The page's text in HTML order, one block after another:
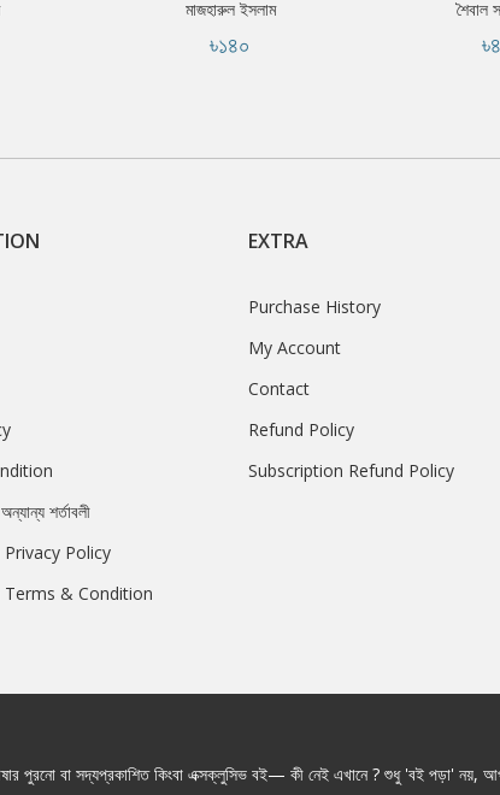
মাজহারুল ইসলাম
৳১৪০
শৈবাল
শর্তাবলী
Policy
Terms & Condition
EXTRA
Purchase History
My Account
Contact
Refund Policy
Subscription Refund Policy
পুরনো বা সদ্যপ্রকাশিত কিংবা এক্সক্লুসিভ বই— কী নেই এখানে ? শুধু 'বই পড়া' নয়,